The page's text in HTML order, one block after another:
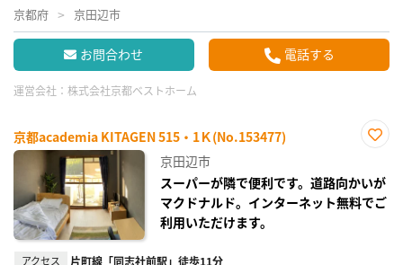
京都府 京田辺市
お問合わせ 電話する
運営会社： 株式会社京都ベストホーム
京都academia KITAGEN 515・1Ｋ(No.153477)
り登
録
京田辺市
スーパーが隣で便利です。道路向かいが
マクドナルド。インターネット無料でご
利用いただけます。
アクセス 片町線「同志社前駅」徒歩11分